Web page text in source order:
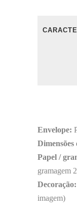
Envelope:
Dimensões
Papel /
gramagem
Decoração:
imagem)